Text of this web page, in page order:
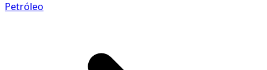
Petróleo